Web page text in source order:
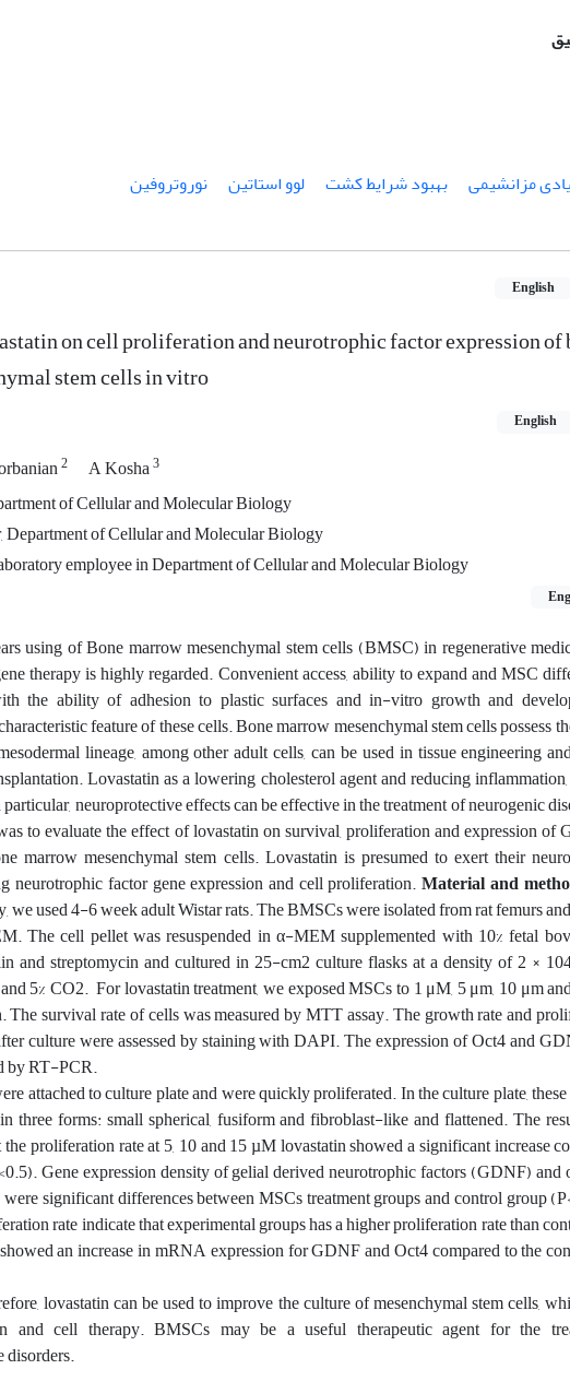
مزانشیمی
بهبود شرایط کشت لوو استاتین
نوروتروفین
English
on cell proliferation and neurotrophic factor expression of
stem cells in vitro
English
2 A Kosha3
of Cellular and Molecular Biology
Department of Cellular and Molecular Biology
employee in Department of Cellular and Molecular Biology
using of Bone marrow mesenchymal stem cells (BMSC) in regenerative
therapy is highly regarded. Convenient access, ability to expand and MSC
the ability of adhesion to plastic surfaces and in-vitro growth and
feature of these cells. Bone marrow mesenchymal stem cells possess
lineage, among other adult cells, can be used in tissue engineering
Lovastatin as a lowering cholesterol agent and reducing
neuroprotective effects can be effective in the treatment of neurogenic
to evaluate the effect of lovastatin on survival, proliferation and expression of
marrow mesenchymal stem cells. Lovastatin is presumed to exert their
neurotrophic factor gene expression and cell proliferation.Material and
we used 4-6 week adult Wistar rats. The BMSCs were isolated from rat femurs
The cell pellet was resuspended in α-MEM supplemented with 10% fetal
and streptomycin and cultured in 25-cm2 culture flasks at a density of 2 ×
5% CO2. For lovastatin treatment, we exposed MSCs to 1 μM, 5 μm, 10 μm
The survival rate of cells was measured by MTT assay. The growth rate and
culture were assessed by staining with DAPI. The expression of Oct4 and
by RT-PCR.
attached to culture plate and were quickly proliferated. In the culture plate,
three forms: small spherical, fusiform and fibroblast-like and flattened. The
proliferation rate at 5, 10 and 15 µM lovastatin showed a significant increase
Gene expression density of gelial derived neurotrophic factors (GDNF) and
were significant differences between MSCs treatment groups and control group
rate indicate that experimental groups has a higher proliferation rate than
an increase in mRNA expression for GDNF and Oct4 compared to the
lovastatin can be used to improve the culture of mesenchymal stem cells,
and cell therapy. BMSCs may be a useful therapeutic agent for the
disorders.